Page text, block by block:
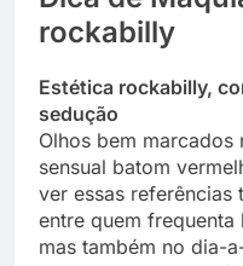
rockabilly
Estética rockabilly,
sedução
Olhos bem marcados
sensual batom
ver essas referências
entre quem
mas também no dia-